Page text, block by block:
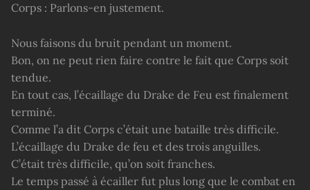
Corps : Parlons-en justement.
Nous faisons du bruit pendant un moment.
Bon, on ne peut rien faire contre le fait que Corps soit
tendue.
En tout cas, l’écaillage du Drake de Feu est finalement
terminé.
Comme l’a dit Corps c’était une bataille très difficile.
L’écaillage du Drake de feu et des trois anguilles.
C’était très difficile, qu’on soit franches.
Le temps passé à écailler fut plus long que le combat en